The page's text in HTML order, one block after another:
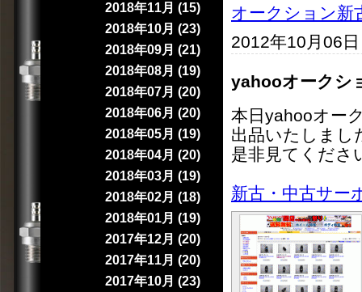
オークション新
2012年10月06
yahooオークシ
本日yahooオー
出品いたしまし
是非見てくださ
新古・中古サー
2018年11月 (15)
2018年10月 (23)
2018年09月 (21)
2018年08月 (19)
2018年07月 (20)
2018年06月 (20)
2018年05月 (19)
2018年04月 (20)
2018年03月 (19)
2018年02月 (18)
2018年01月 (19)
2017年12月 (20)
2017年11月 (20)
2017年10月 (23)